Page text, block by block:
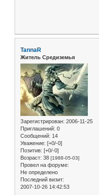
TannaR
Житель Средиземья
Зарегистрирован: 2006-11-25
Приглашений: 0
Сообщений: 14
Уважение: [+0/-0]
Позитив: [+0/-0]
Возраст: 38 [1988-05-03]
Провел на форуме:
Не определено
Последний визит:
2007-10-26 14:42:53